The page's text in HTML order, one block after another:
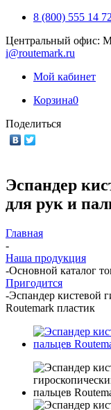
8 (800) 555 14 72
Центральный офис:
i@routemark.ru
Мой кабинет
Корзина0
Поделиться
Эспандер
для рук и
Главная
-
Наша продукция
-Основной каталог
Пригодится
-Эспандер кистевой
Routemark пластик